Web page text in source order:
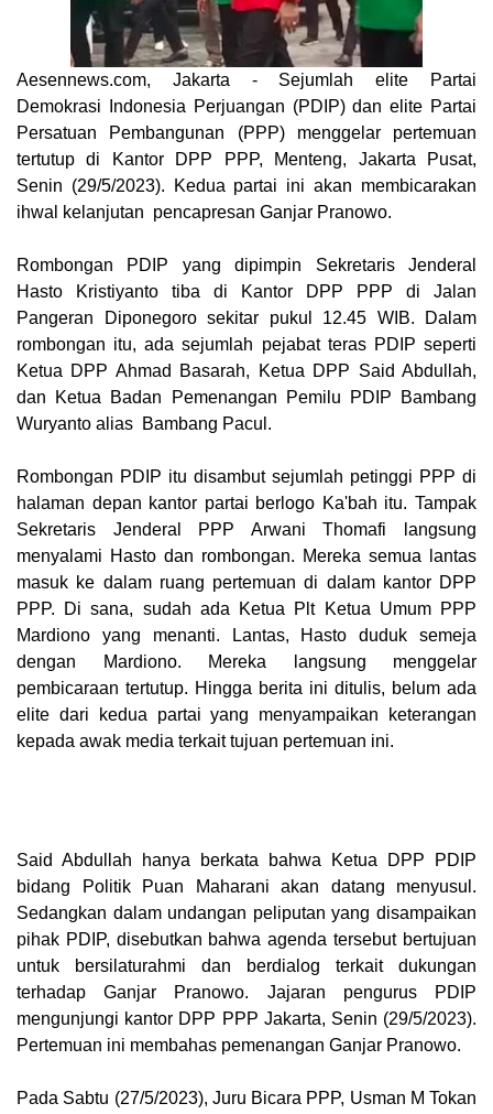
Aesennews.com, Jakarta - Sejumlah elite Partai
Demokrasi Indonesia Perjuangan (PDIP) dan elite Partai
Persatuan Pembangunan (PPP) menggelar pertemuan
tertutup di Kantor DPP PPP, Menteng, Jakarta Pusat,
Senin (29/5/2023). Kedua partai ini akan membicarakan
ihwal kelanjutan pencapresan Ganjar Pranowo.
Rombongan PDIP yang dipimpin Sekretaris Jenderal
Hasto Kristiyanto tiba di Kantor DPP PPP di Jalan
Pangeran Diponegoro sekitar pukul 12.45 WIB. Dalam
rombongan itu, ada sejumlah pejabat teras PDIP seperti
Ketua DPP Ahmad Basarah, Ketua DPP Said Abdullah,
dan Ketua Badan Pemenangan Pemilu PDIP Bambang
Wuryanto alias Bambang Pacul.
Rombongan PDIP itu disambut sejumlah petinggi PPP di
halaman depan kantor partai berlogo Ka'bah itu. Tampak
Sekretaris Jenderal PPP Arwani Thomafi langsung
menyalami Hasto dan rombongan. Mereka semua lantas
masuk ke dalam ruang pertemuan di dalam kantor DPP
PPP. Di sana, sudah ada Ketua Plt Ketua Umum PPP
Mardiono yang menanti. Lantas, Hasto duduk semeja
dengan Mardiono. Mereka langsung menggelar
pembicaraan tertutup. Hingga berita ini ditulis, belum ada
elite dari kedua partai yang menyampaikan keterangan
kepada awak media terkait tujuan pertemuan ini.
Said Abdullah hanya berkata bahwa Ketua DPP PDIP
bidang Politik Puan Maharani akan datang menyusul.
Sedangkan dalam undangan peliputan yang disampaikan
pihak PDIP, disebutkan bahwa agenda tersebut bertujuan
untuk bersilaturahmi dan berdialog terkait dukungan
terhadap Ganjar Pranowo. Jajaran pengurus PDIP
mengunjungi kantor DPP PPP Jakarta, Senin (29/5/2023).
Pertemuan ini membahas pemenangan Ganjar Pranowo.
Pada Sabtu (27/5/2023), Juru Bicara PPP, Usman M Tokan